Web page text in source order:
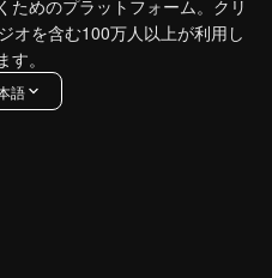
ためのプラットフォーム。クリ
オを含む100万人以上が利用し
す。
語